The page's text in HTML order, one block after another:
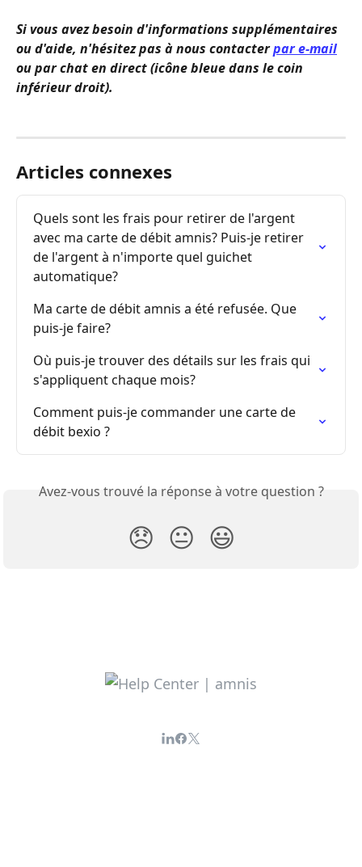
Si vous avez besoin d'informations supplémentaires
ou d'aide, n'hésitez pas à nous contacter par e-mail
ou par chat en direct (icône bleue dans le coin
inférieur droit).
Articles connexes
Quels sont les frais pour retirer de l'argent
avec ma carte de débit amnis? Puis-je retirer
de l'argent à n'importe quel guichet
automatique?
Ma carte de débit amnis a été refusée. Que
puis-je faire?
Où puis-je trouver des détails sur les frais qui
s'appliquent chaque mois?
Comment puis-je commander une carte de
débit bexio ?
Avez-vous trouvé la réponse à votre question ?
😞 😐 😃